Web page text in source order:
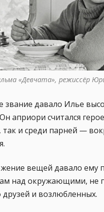
«Девчата», режиссёр
звание давало Илье
априори считался
и среди парней —
вещей давало ему
над окружающими, не
друзей и возлюбленных.